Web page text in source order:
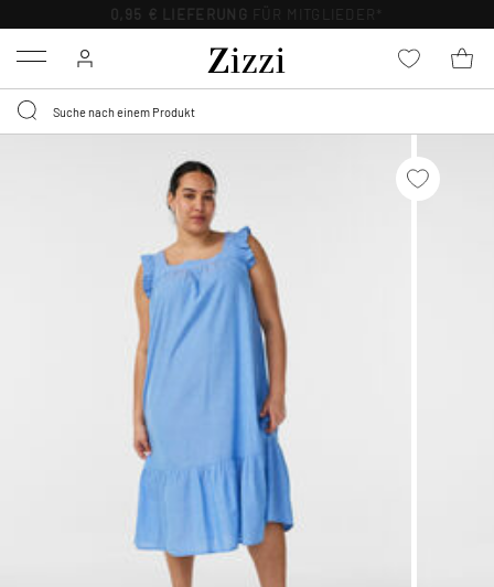
0,95 € LIEFERUNG FÜR MITGLIEDER*
Menu